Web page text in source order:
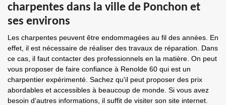
charpentes dans la ville de Ponchon et
ses environs
Les charpentes peuvent être endommagées au fil des années. En
effet, il est nécessaire de réaliser des travaux de réparation. Dans
ce cas, il faut contacter des professionnels en la matière. On peut
vous proposer de faire confiance à Renolde 60 qui est un
charpentier expérimenté. Sachez qu'il peut proposer des prix
abordables et accessibles à beaucoup de monde. Si vous avez
besoin d'autres informations, il suffit de visiter son site internet.